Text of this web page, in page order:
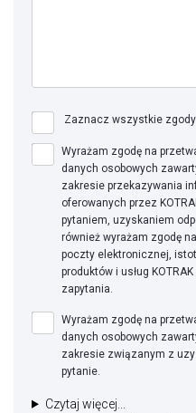
Zaznacz wszystkie zgody
Wyrażam zgodę na
danych osobowych
zakresie przekazywania
oferowanych przez
pytaniem, uzyskaniem
również wyrażam zgodę
poczty elektronicznej,
produktów i usług
zapytania.
Wyrażam zgodę na
danych osobowych
zakresie związanym z
pytanie.
Czytaj więcej...